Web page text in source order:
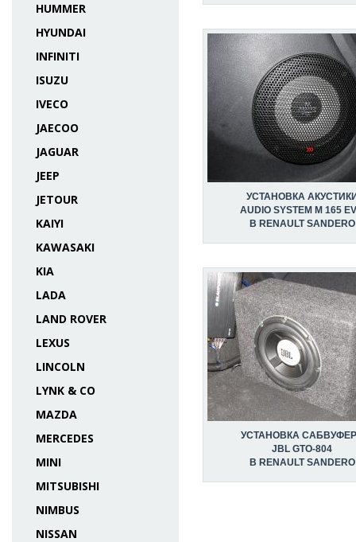
HUMMER
HYUNDAI
INFINITI
ISUZU
IVECO
JAECOO
JAGUAR
JEEP
JETOUR
KAIYI
KAWASAKI
KIA
LADA
LAND ROVER
LEXUS
LINCOLN
LYNK & CO
MAZDA
MERCEDES
MINI
MITSUBISHI
NIMBUS
NISSAN
УСТАНОВКА
AUDIO SYSTEM M 165
В RENAULT SANDERO
УСТАНОВКА
JBL GTO-804
В RENAULT SANDERO